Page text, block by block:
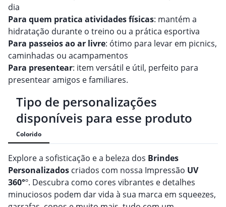
dia
Para quem pratica atividades físicas: mantém a
hidratação durante o treino ou a prática esportiva
Para passeios ao ar livre: ótimo para levar em picnics,
caminhadas ou acampamentos
Para presentear: item versátil e útil, perfeito para
presentear amigos e familiares.
Tipo de personalizações
disponíveis para esse produto
Colorido
Explore a sofisticação e a beleza dos Brindes
Personalizados criados com nossa Impressão UV
360°º. Descubra como cores vibrantes e detalhes
minuciosos podem dar vida à sua marca em squeezes,